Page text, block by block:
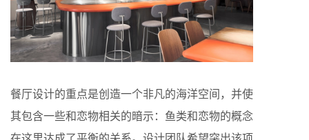
餐厅设计的重点是创造一个非凡的海洋空间，并使
其包含一些和恋物相关的暗示：鱼类和恋物的概念